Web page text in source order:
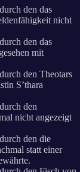
den das
nicht
den das
mit
den Theotars
S’thara
den
nicht angezeigt
den die
statt einer